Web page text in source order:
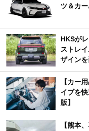
ツ＆カ
HKSが
ストレ
ザイン
【カー
イブを
版】
【熊本